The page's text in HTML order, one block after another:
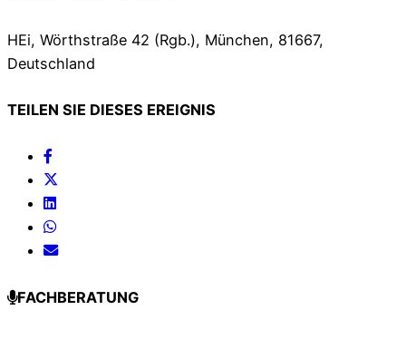
HEi, Wörthstraße 42 (Rgb.), München, 81667,
Deutschland
TEILEN SIE DIESES EREIGNIS
FACHBERATUNG